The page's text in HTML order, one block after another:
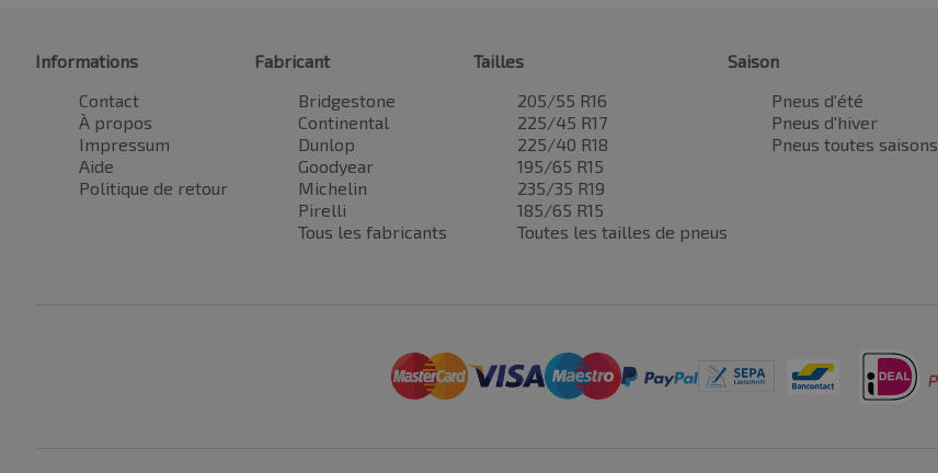
Informations
Contact
À propos
Impressum
Aide
Politique de retour
Fabricant
Bridgestone
Continental
Dunlop
Goodyear
Michelin
Pirelli
Tous les fabricants
Tailles
205/55 R16
225/45 R17
225/40 R18
195/65 R15
235/35 R19
185/65 R15
Toutes les tailles de pneus
Saison
Pneus d'été
Pneus d'hiver
Pneus toutes saisons